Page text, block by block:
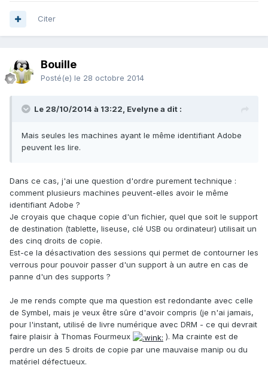
Citer
Bouille
Posté(e) le 28 octobre 2014
Le 28/10/2014 à 13:22, Evelyne a dit :
Mais seules les machines ayant le même identifiant Adobe
peuvent les lire.
Dans ce cas, j'ai une question d'ordre purement technique :
comment plusieurs machines peuvent-elles avoir le même
identifiant Adobe ?
Je croyais que chaque copie d'un fichier, quel que soit le support
de destination (tablette, liseuse, clé USB ou ordinateur) utilisait un
des cinq droits de copie.
Est-ce la désactivation des sessions qui permet de contourner les
verrous pour pouvoir passer d'un support à un autre en cas de
panne d'un des supports ?
Je me rends compte que ma question est redondante avec celle
de Symbel, mais je veux être sûre d'avoir compris (je n'ai jamais,
pour l'instant, utilisé de livre numérique avec DRM - ce qui devrait
faire plaisir à Thomas Fourmeux
). Ma crainte est de
perdre un des 5 droits de copie par une mauvaise manip ou du
matériel défectueux.